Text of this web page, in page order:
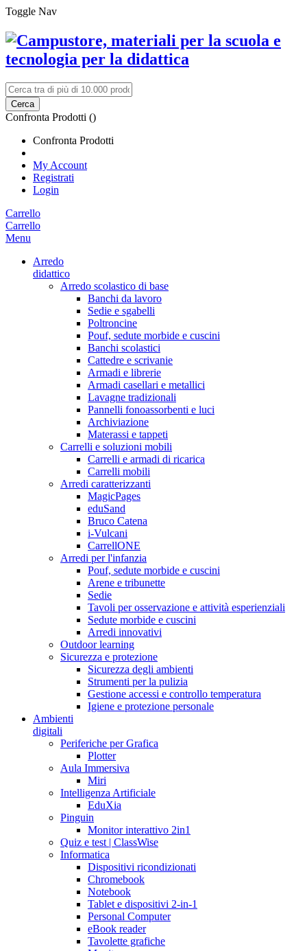
Toggle Nav
Cerca
Confronta Prodotti ()
Confronta Prodotti
My Account
Registrati
Login
Carrello
Carrello
Menu
Arredo
didattico
Arredo scolastico di base
Banchi da lavoro
Sedie e sgabelli
Poltroncine
Pouf, sedute morbide e cuscini
Banchi scolastici
Cattedre e scrivanie
Armadi e librerie
Armadi casellari e metallici
Lavagne tradizionali
Pannelli fonoassorbenti e luci
Archiviazione
Materassi e tappeti
Carrelli e soluzioni mobili
Carrelli e armadi di ricarica
Carrelli mobili
Arredi caratterizzanti
MagicPages
eduSand
Bruco Catena
i-Vulcani
CarrellONE
Arredi per l'infanzia
Pouf, sedute morbide e cuscini
Arene e tribunette
Sedie
Tavoli per osservazione e attività esperienziali
Sedute morbide e cuscini
Arredi innovativi
Outdoor learning
Sicurezza e protezione
Sicurezza degli ambienti
Strumenti per la pulizia
Gestione accessi e controllo temperatura
Igiene e protezione personale
Ambienti
digitali
Periferiche per Grafica
Plotter
Aula Immersiva
Miri
Intelligenza Artificiale
EduXia
Pinguin
Monitor interattivo 2in1
Quiz e test | ClassWise
Informatica
Dispositivi ricondizionati
Chromebook
Notebook
Tablet e dispositivi 2-in-1
Personal Computer
eBook reader
Tavolette grafiche